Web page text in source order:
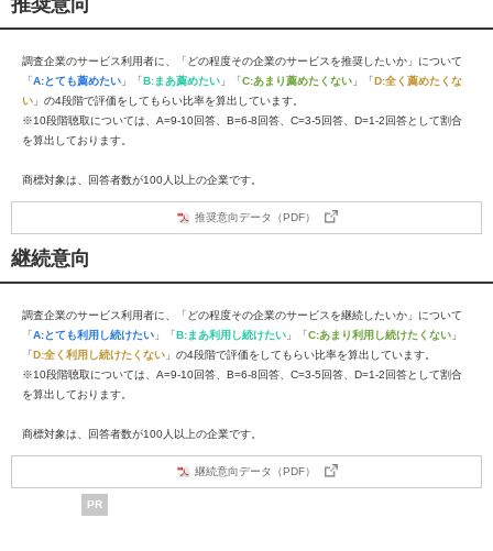
推奨意向
調査企業のサービス利用者に、「どの程度その企業のサービスを推奨したいか」について
「A:とても薦めたい 」「B:まあ薦めたい 」「C:あまり薦めたくない 」「D:全く薦めたくな
い 」の4段階で評価をしてもらい比率を算出しています。
※10段階聴取については、A=9-10回答、B=6-8回答、C=3-5回答、D=1-2回答として割合
を算出しております。
商標対象は、回答者数が100人以上の企業です。
推奨意向データ（PDF）
継続意向
調査企業のサービス利用者に、「どの程度その企業のサービスを継続したいか」について
「A:とても利用し続けたい 」「B:まあ利用し続けたい 」「C:あまり利用し続けたくない 」
「D:全く利用し続けたくない 」の4段階で評価をしてもらい比率を算出しています。
※10段階聴取については、A=9-10回答、B=6-8回答、C=3-5回答、D=1-2回答として割合
を算出しております。
商標対象は、回答者数が100人以上の企業です。
継続意向データ（PDF）
PR